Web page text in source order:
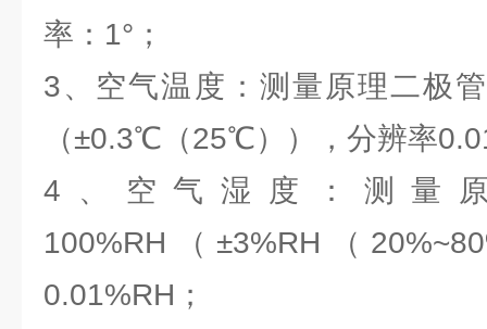
率：1°；
3、空气温度：测量原理二极
（±0.3℃（25℃）），分辨率
4、空气湿度：测量
100%RH（±3%RH（
0.01%RH；